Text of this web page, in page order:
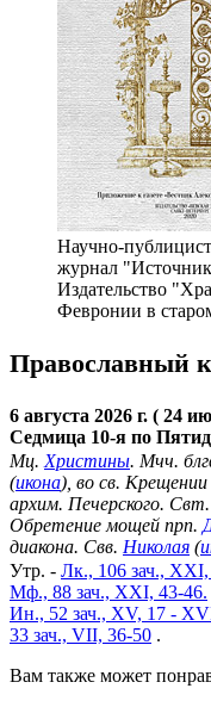
Научно-
журнал
Издательство
Февронии в
Православный
6 августа 2026 г. ( 24
Седмица 10-я по
Мц.Христины. Мчч.
(икона), во св.
архим. Печерского. Свт.
Обретение мощей прп.
диакона. Свв. Николая (
Утр. - Лк., 106 зач., XXI,
Мф., 88 зач., XXI, 43-46.
Ин., 52 зач., XV, 17 -
33 зач., VII, 36-50 .
Вам также может